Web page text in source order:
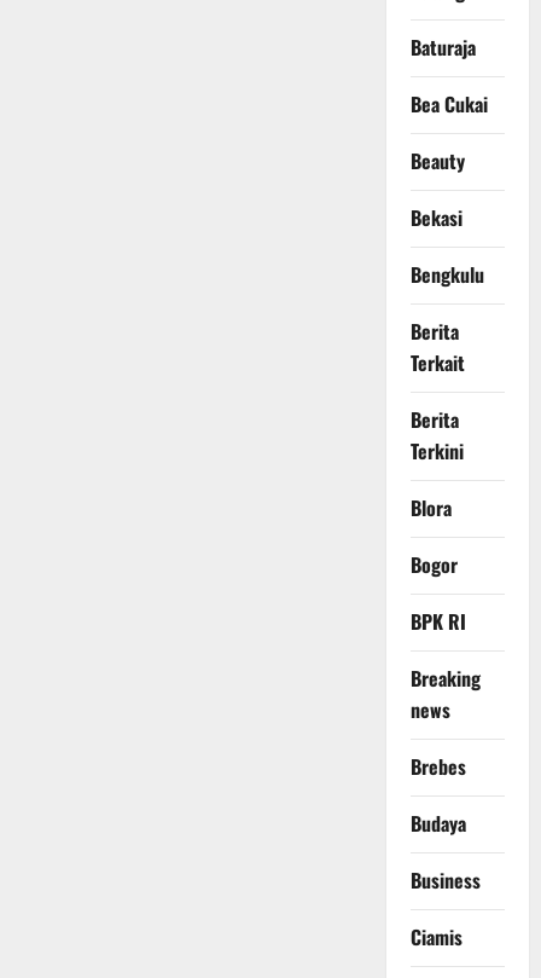
Baturaja
Bea Cukai
Beauty
Bekasi
Bengkulu
Berita
Terkait
Berita
Terkini
Blora
Bogor
BPK RI
Breaking
news
Brebes
Budaya
Business
Ciamis